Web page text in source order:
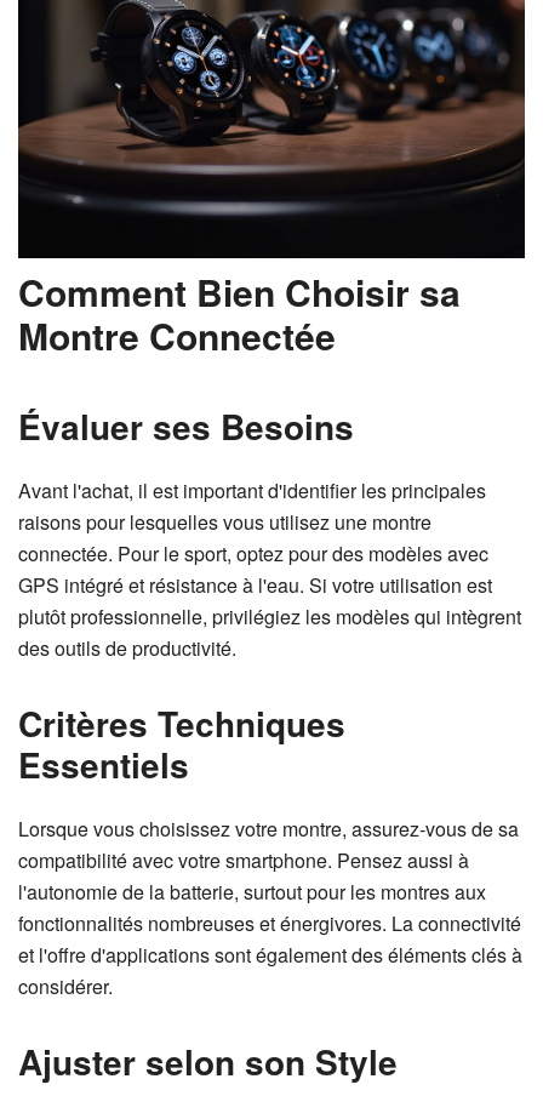
Comment Bien Choisir sa
Montre Connectée
Évaluer ses Besoins
Avant l'achat, il est important d'identifier les principales
raisons pour lesquelles vous utilisez une montre
connectée. Pour le sport, optez pour des modèles avec
GPS intégré et résistance à l'eau. Si votre utilisation est
plutôt professionnelle, privilégiez les modèles qui intègrent
des outils de productivité.
Critères Techniques
Essentiels
Lorsque vous choisissez votre montre, assurez-vous de sa
compatibilité avec votre smartphone. Pensez aussi à
l'autonomie de la batterie, surtout pour les montres aux
fonctionnalités nombreuses et énergivores. La connectivité
et l'offre d'applications sont également des éléments clés à
considérer.
Ajuster selon son Style